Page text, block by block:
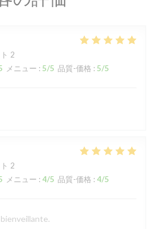
2
メニュー : 5/5 品質-価格 : 5/5
2
メニュー : 4/5 品質-価格 : 4/5